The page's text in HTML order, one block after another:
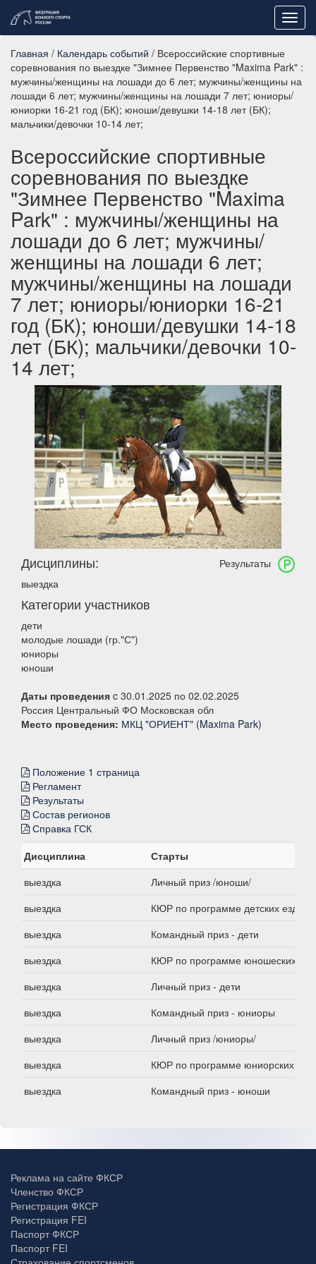
Главная / Календарь событий / Всероссийские спортивные
соревнования по выездке "Зимнее Первенство "Maxima Park" :
мужчины/женщины на лошади до 6 лет; мужчины/женщины на
лошади 6 лет; мужчины/женщины на лошади 7 лет; юниоры/
юниорки 16-21 год (БК); юноши/девушки 14-18 лет (БК);
мальчики/девочки 10-14 лет;
Всероссийские спортивные
соревнования по выездке
"Зимнее Первенство "Maxima
Park" : мужчины/женщины на
лошади до 6 лет; мужчины/
женщины на лошади 6 лет;
мужчины/женщины на лошади
7 лет; юниоры/юниорки 16-21
год (БК); юноши/девушки 14-18
лет (БК); мальчики/девочки 10-
14 лет;
Результаты
Дисциплины:
выездка
Категории участников
дети
молодые лошади (гр."С")
юниоры
юноши
Даты проведения c 30.01.2025 по 02.02.2025
Россия Центральный ФО Московская обл
Место проведения: МКЦ "ОРИЕНТ" (Maxima Park)
Положение 1 страница
Регламент
Результаты
Состав регионов
Справка ГСК
Дисциплина
Старты
выездка
Личный приз /юноши/
выездка
КЮР по программе детских езд
выездка
Командный приз - дети
выездка
КЮР по программе юношеских езд
выездка
Личный приз - дети
выездка
Командный приз - юниоры
выездка
Личный приз /юниоры/
выездка
КЮР по программе юниорских езд
выездка
Командный приз - юноши
Реклама на сайте ФКСР
Членство ФКСР
Регистрация ФКСР
Регистрация FEI
Паспорт ФКСР
Паспорт FEI